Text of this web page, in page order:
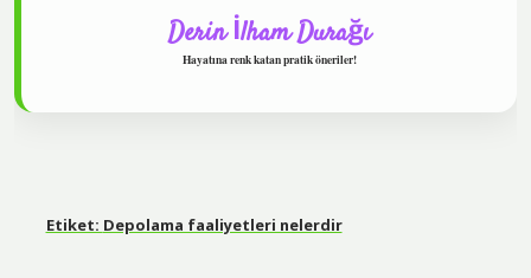
Derin İlham Durağı
Hayatına renk katan pratik öneriler!
Etiket: Depolama faaliyetleri nelerdir